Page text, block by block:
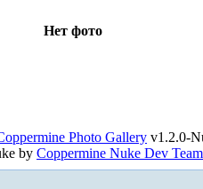
Нет фото
Photo Gallery v1.2.0-
by Coppermine Nuke Dev Team